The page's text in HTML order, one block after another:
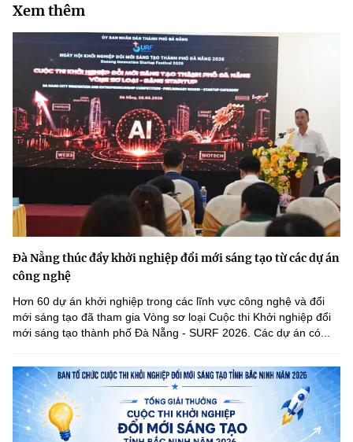
Xem thêm
Đà Nẵng thúc đẩy khởi nghiệp đổi mới sáng tạo từ các dự án
công nghệ
Hơn 60 dự án khởi nghiệp trong các lĩnh vực công nghệ và đổi
mới sáng tạo đã tham gia Vòng sơ loại Cuộc thi Khởi nghiệp đổi
mới sáng tạo thành phố Đà Nẵng - SURF 2026. Các dự án có...